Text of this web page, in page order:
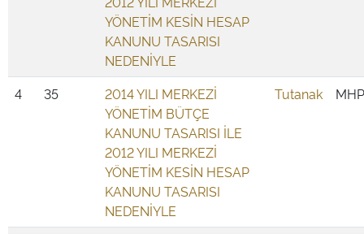
YÖNETİM KESİN HESAP
KANUNU TASARISI
NEDENİYLE
4 35
2014 YILI MERKEZİ
YÖNETİM BÜTÇE
KANUNU TASARISI İLE
2012 YILI MERKEZİ
YÖNETİM KESİN HESAP
KANUNU TASARISI
NEDENİYLE
Tutanak MHP